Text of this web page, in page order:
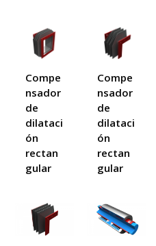
Compe
nsador
de
dilataci
ón
rectan
gular
Compe
nsador
de
dilataci
ón
rectan
gular